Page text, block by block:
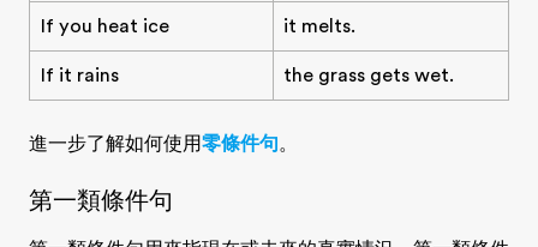
If you heat ice it melts.
If it rains the grass gets wet.
進一步了解如何使用零條件句。
第一類條件句